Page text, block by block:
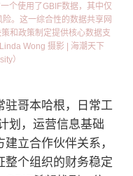
个使用了GBIF数据，其中仅
。这一综合性的数据共享网
和政策制定提供核心数据支
Wong 摄影 | 海潮天下
）
驻哥本哈根，日常工
划，运营信息基础
立合作伙伴关系，
整个组织的财务稳定